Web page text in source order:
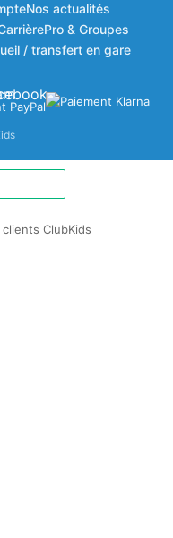
fidélité
×
Nos actualités
Pro & Groupes
/ transfert en gare
clients ClubKids